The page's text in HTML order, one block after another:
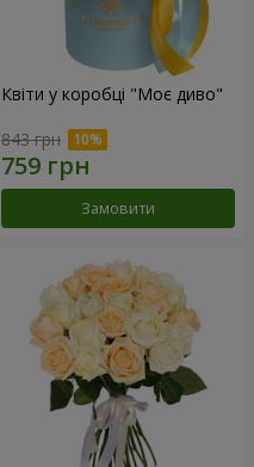
Квіти у коробці "Моє диво"
843 грн
Замовити